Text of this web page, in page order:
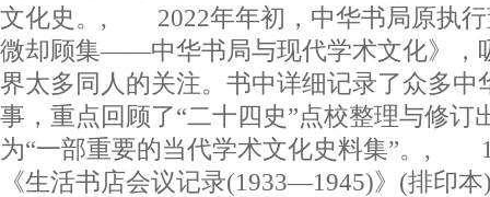
文化史。, 2022年年初，中华书局原执行
微却顾集——中华书局与现代学术文化》，
界太多同人的关注。书中详细记录了众多中
事，重点回顾了“二十四史”点校整理与修订
为“一部重要的当代学术文化史料集”。,
《生活书店会议记录(1933—1945)》(排印